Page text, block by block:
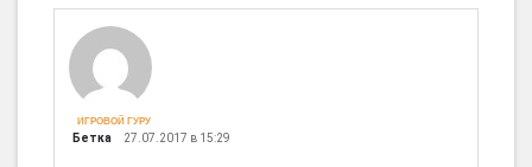
ИГРОВОЙ ГУРУ
Бетка 27.07.2017 в 15:29